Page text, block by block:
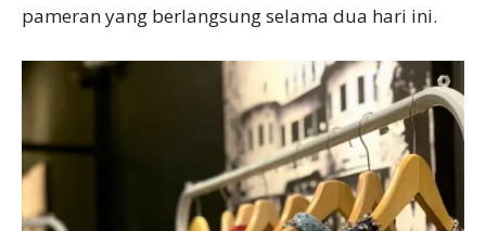
pameran yang berlangsung selama dua hari ini.